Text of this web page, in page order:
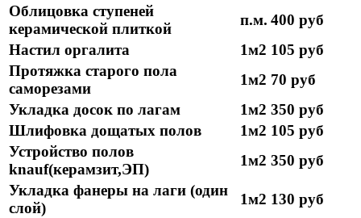
Облицовка ступеней
керамической плиткой
п.м. 400 руб
Настил оргалита
1м2 105 руб
Протяжка старого пола
саморезами
1м2 70 руб
Укладка досок по лагам
1м2 350 руб
Шлифовка дощатых полов
1м2 105 руб
Устройство полов
knauf(керамзит,ЭП)
1м2 350 руб
Укладка фанеры на лаги (один
слой)
1м2 130 руб